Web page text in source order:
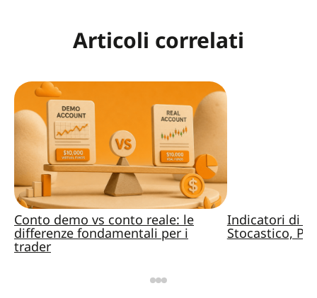
Articoli correlati
Conto demo vs conto reale: le
differenze fondamentali per i
trader
Indicatori di
Stocastico,